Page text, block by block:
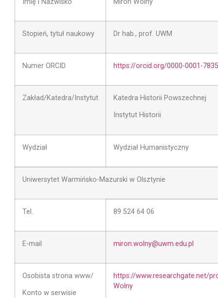
Imię i Nazwisko Miron Wolny
Stopień, tytuł naukowy Dr hab., prof. UWM
Numer ORCID https://orcid.org/0000-0001-
Zakład/Katedra/Instytut Katedra Historii Powszechnej
Instytut Historii
Wydział Wydział Humanistyczny
Uniwersytet Warmińsko-Mazurski w Olsztynie
Tel. 89 524 64 06
E-mail miron.wolny@uwm.edu.pl
Osobista strona www/
Konto w serwisie
https://www.researchgate.net/
Wolny